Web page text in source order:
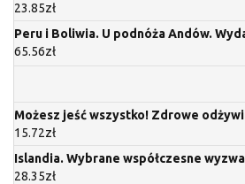
23.85zł
Peru i Boliwia. U podnóża Andów.
65.56zł
Możesz jeść wszystko! Zdrowe
15.72zł
Islandia. Wybrane współczesne
28.35zł